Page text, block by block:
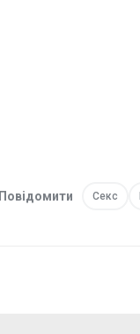
Повідомити Секс